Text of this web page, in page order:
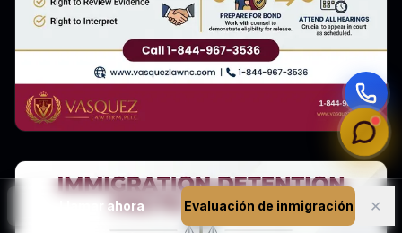
Llamar ahora Evaluación de inmigración ✕